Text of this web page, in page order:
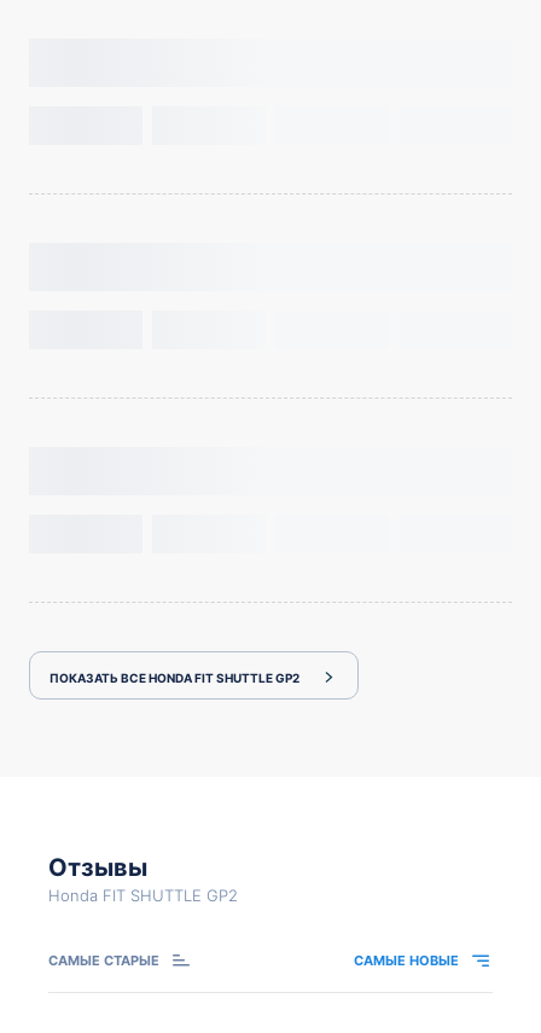
ПОКАЗАТЬ ВСЕ HONDA FIT SHUTTLE GP2
Отзывы
Honda FIT SHUTTLE GP2
САМЫЕ СТАРЫЕ САМЫЕ НОВЫЕ